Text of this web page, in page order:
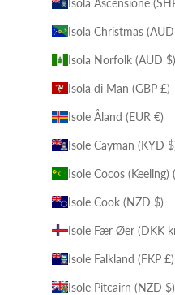
Isola Christmas
Isola Norfolk (AUD $)
Isola di Man (GBP £)
Isole Åland (EUR €)
Isole Cayman (KYD
Isole Cocos (Keeling)
Isole Cook (NZD $)
Isole Fær Øer (DKK
Isole Falkland (FKP £)
Isole Pitcairn (NZD $)